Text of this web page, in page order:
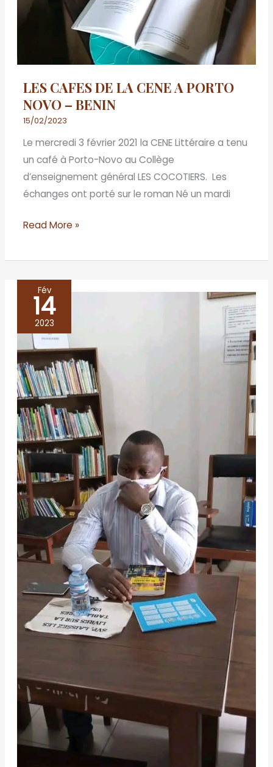
LES CAFES DE LA CENE A PORTO
NOVO – BENIN
15/02/2023
Le mercredi 3 février 2021 la CENE Littéraire a tenu
un café à Porto-Novo au Collège
d’enseignement général LES COCOTIERS. Les
échanges ont porté sur le roman Né un mardi
Read More »
Fév
14
2023
les
afriques
2019